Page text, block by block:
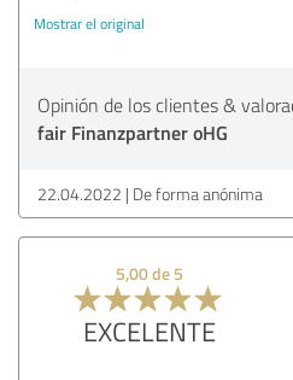
Mostrar el original
Opinión de los clientes &
fair Finanzpartner oHG
22.04.2022 De forma anónima
5,00 de 5
EXCELENTE